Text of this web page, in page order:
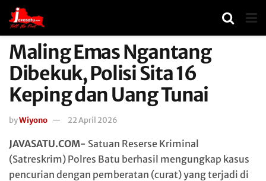
Maling Emas Ngantang
Dibekuk, Polisi Sita 16
Keping dan Uang Tunai
byWiyono 22 April 2026
JAVASATU.COM- Satuan Reserse Kriminal
(Satreskrim) Polres Batu berhasil mengungkap kasus
pencurian dengan pemberatan (curat) yang terjadi di